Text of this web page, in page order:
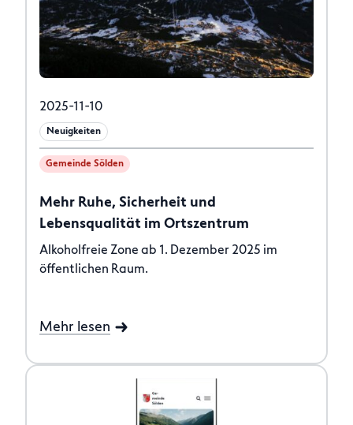
2025-11-10
Neuigkeiten
Gemeinde Sölden
Mehr Ruhe, Sicherheit und
Lebensqualität im Ortszentrum
Alkoholfreie Zone ab 1. Dezember 2025 im
öffentlichen Raum.
Mehr lesen